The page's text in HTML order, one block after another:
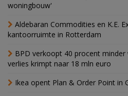
woningbouw'
Aldebaran Commodities en K.E.
kantoorruimte in Rotterdam
BPD verkoopt 40 procent minder
verlies krimpt naar 18 mln euro
Ikea opent Plan & Order Point in